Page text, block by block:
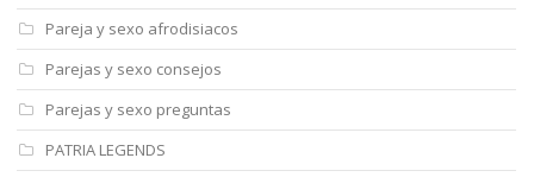
Pareja y sexo afrodisiacos
Parejas y sexo consejos
Parejas y sexo preguntas
PATRIA LEGENDS